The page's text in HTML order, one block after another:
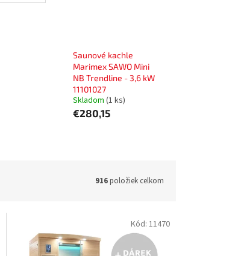
Saunové kachle
Marimex SAWO Mini
NB Trendline - 3,6 kW
11101027
Skladom (1 ks)
€280,15
916položiek celkom
Kód: 11470